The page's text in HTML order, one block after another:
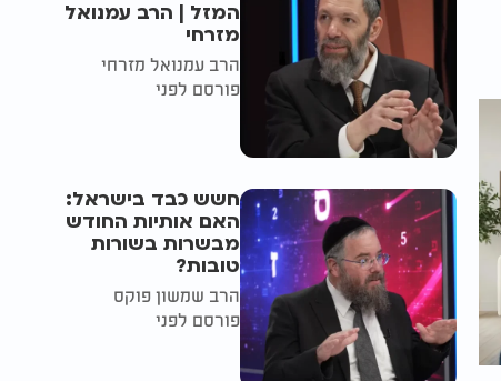
המזל | הרב עמנואל
מזרחי
הרב עמנואל מזרחי
פורסם לפני
חשש כבד בישראל:
האם אותיות החודש
מבשרות בשורות
טובות?
הרב שמשון פוקס
פורסם לפני